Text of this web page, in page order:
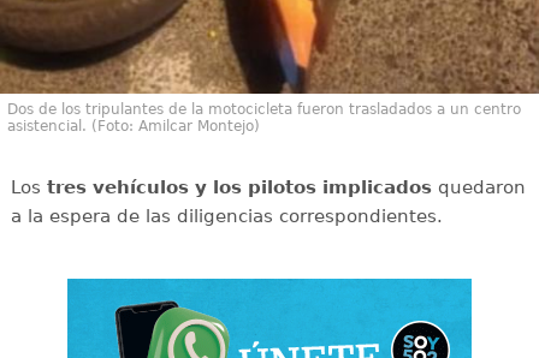
Dos de los tripulantes de la motocicleta fueron trasladados a un centro
asistencial. (Foto: Amilcar Montejo)
Los tres vehículos y los pilotos implicadosquedaron
a la espera de las diligencias correspondientes.